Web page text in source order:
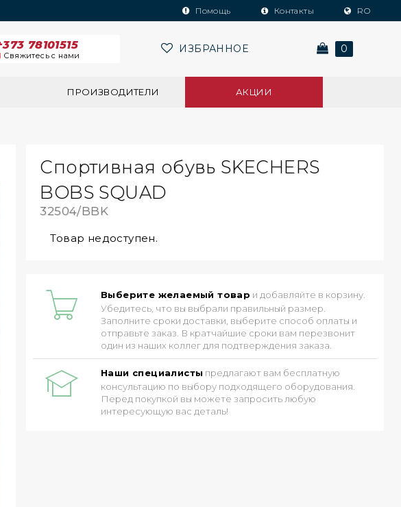
Помощь Контакты RO
78101515
Свяжитесь с нами
ИЗБРАННОЕ 0
ПРОИЗВОДИТЕЛИ АКЦИИ
Спортивная обувь SKECHERS
BOBS SQUAD
32504/BBK
Товар недоступен.
Выберите желаемый товар и добавляйте в корзину.
Убедитесь, что вы выбрали правильный размер.
Заполните сроки доставки, выберите способ оплаты и
отправьте заказ. В кратчайшие сроки вам перезвонит
один из наших коллег для подтверждения заказа.
Наши специалисты предлагают вам бесплатную
консультацию по выбору подходящего оборудования.
Перед покупкой вы можете запросить любую
интересующую вас деталь!